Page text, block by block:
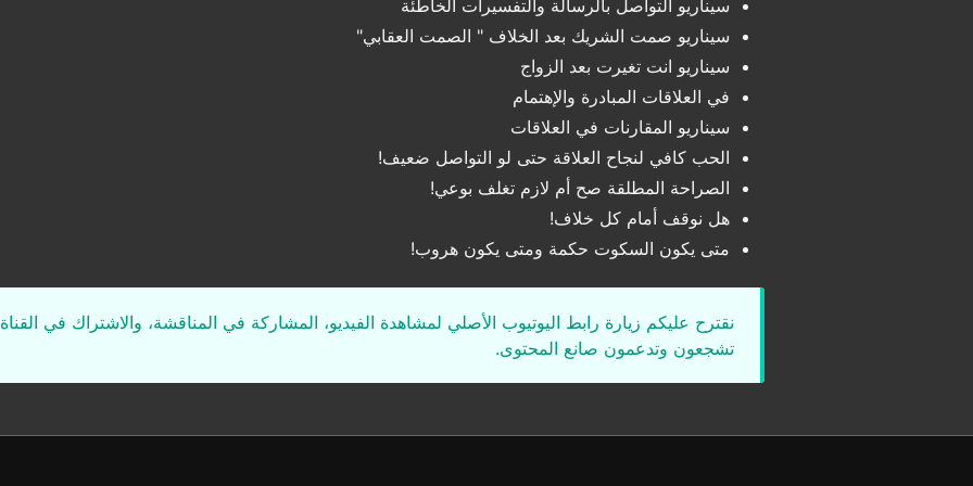
سيناريو التواصل بالرسالة والتفسيرات الخاطئة
سيناريو صمت الشريك بعد الخلاف " الصمت العقابي"
سيناريو انت تغيرت بعد الزواج
في العلاقات المبادرة والإهتمام
سيناريو المقارنات في العلاقات
الحب كافي لنجاح العلاقة حتى لو التواصل ضعيف!
الصراحة المطلقة صح أم لازم تغلف بوعي!
هل نوقف أمام كل خلاف!
متى يكون السكوت حكمة ومتى يكون هروب!
نقترح عليكم زيارة رابط اليوتيوب الأصلي لمشاهدة الفيديو، المشاركة في المناقشة، والاشتراك في
تشجعون وتدعمون صانع المحتوى.